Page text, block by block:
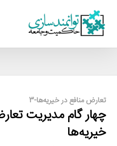
تعارض منافع در خیریه‌ها-3
چهار گام مدیریت
خیریه‌ها